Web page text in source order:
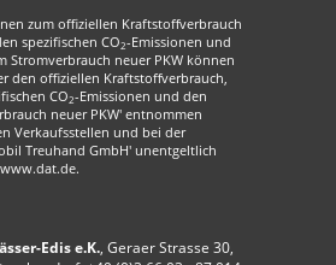
zum offiziellen Kraftstoffverbrauch
spezifischen CO2-Emissionen und
Stromverbrauch neuer PKW können
den offiziellen Kraftstoffverbrauch,
CO2-Emissionen und den
neuer PKW' entnommen
Verkaufsstellen und bei der
Treuhand GmbH' unentgeltlich
Edis e.K., Geraer Strasse 30,